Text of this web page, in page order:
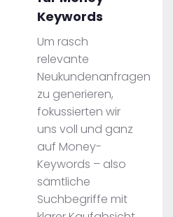
Keywords
Um rasch
relevante
Neukundenanfragen
zu generieren,
fokussierten wir
uns voll und ganz
auf Money-
Keywords – also
sämtliche
Suchbegriffe mit